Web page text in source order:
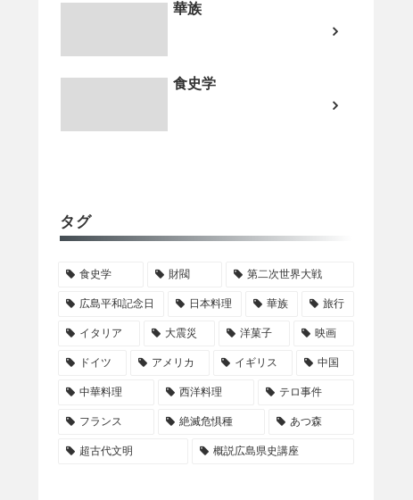
華族
食史学
タグ
食史学 財閥 第二次世界大戦
広島平和記念日 日本料理 華族 旅行
イタリア 大震災 洋菓子 映画
ドイツ アメリカ イギリス 中国
中華料理 西洋料理 テロ事件
フランス 絶滅危惧種 あつ森
超古代文明 概説広島県史講座